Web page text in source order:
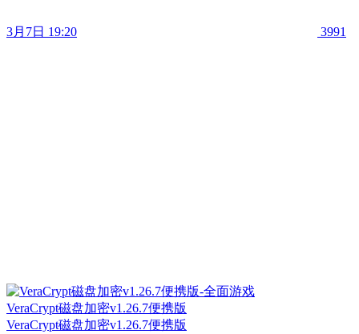
3月7日 19:20 3991
VeraCrypt磁盘加密v1.26.7便携版
VeraCrypt磁盘加密v1.26.7便携版